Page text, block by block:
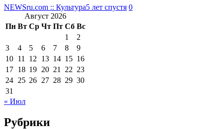
NEWSru.com :: Культура5 лет спустя 0
Август 2026
Пн Вт Ср Чт Пт Сб Вс
1
2
3
4 5 6 7 8
9
10 11 12 13 14 15 16
17 18 19 20 21 22 23
24 25 26 27 28 29 30
31
« Июл
Рубрики